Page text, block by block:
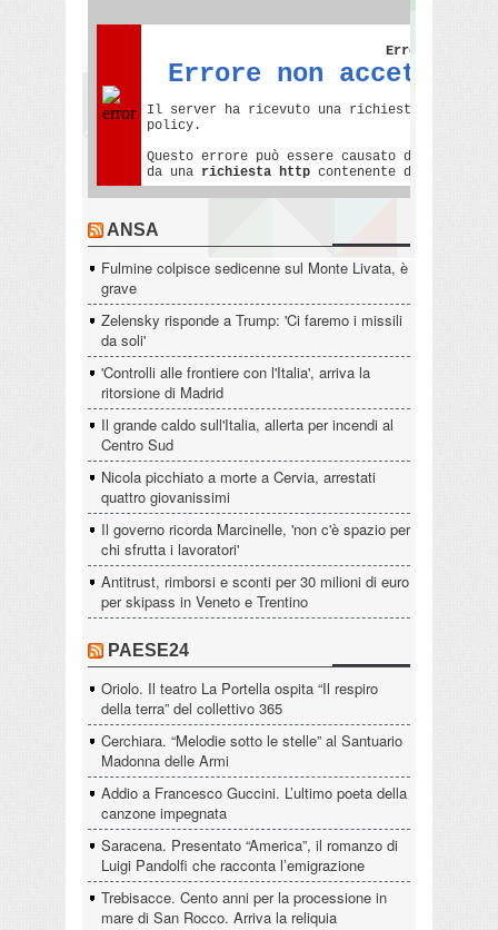
ANSA
Fulmine colpisce sedicenne sul Monte Livata, è
grave
Zelensky risponde a Trump: 'Ci faremo i missili
da soli'
'Controlli alle frontiere con l'Italia', arriva la
ritorsione di Madrid
Il grande caldo sull'Italia, allerta per incendi al
Centro Sud
Nicola picchiato a morte a Cervia, arrestati
quattro giovanissimi
Il governo ricorda Marcinelle, 'non c'è spazio per
chi sfrutta i lavoratori'
Antitrust, rimborsi e sconti per 30 milioni di euro
per skipass in Veneto e Trentino
PAESE24
Oriolo. Il teatro La Portella ospita “Il respiro
della terra” del collettivo 365
Cerchiara. “Melodie sotto le stelle” al Santuario
Madonna delle Armi
Addio a Francesco Guccini. L’ultimo poeta della
canzone impegnata
Saracena. Presentato “America”, il romanzo di
Luigi Pandolfi che racconta l’emigrazione
Trebisacce. Cento anni per la processione in
mare di San Rocco. Arriva la reliquia